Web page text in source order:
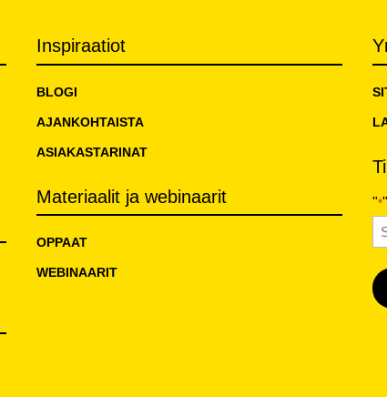
Inspiraatiot
BLOGI
AJANKOHTAISTA
ASIAKASTARINAT
Materiaalit ja webinaarit
OPPAAT
WEBINAARIT
"*